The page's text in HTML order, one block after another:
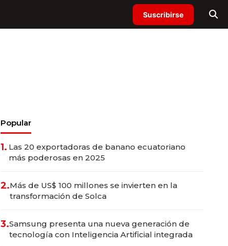
Suscribirse
Popular
1. Las 20 exportadoras de banano ecuatoriano
más poderosas en 2025
2.Más de US$ 100 millones se invierten en la
transformación de Solca
3.Samsung presenta una nueva generación de
tecnología con Inteligencia Artificial integrada